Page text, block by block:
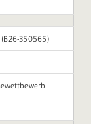
350565)